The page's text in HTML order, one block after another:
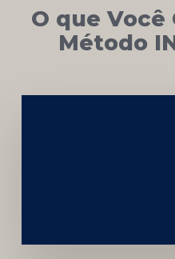
O que Você
Método